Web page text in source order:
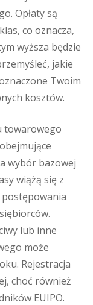
Opłaty są
co oznacza,
wyższa będzie
jakie
Twoim
kosztów.
towarowego
wybór bazowej
wiążą się z
postępowania
lub inne
może
Rejestracja
choć również
EUIPO.